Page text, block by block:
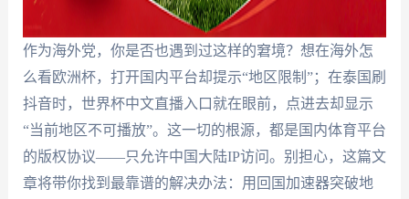
作为海外党，你是否也遇到过这样的窘境？想在海外怎
么看欧洲杯，打开国内平台却提示“地区限制”；在泰国刷
抖音时，世界杯中文直播入口就在眼前，点进去却显示
“当前地区不可播放”。这一切的根源，都是国内体育平台
的版权协议——只允许中国大陆IP访问。别担心，这篇文
章将带你找到最靠谱的解决办法：用回国加速器突破地